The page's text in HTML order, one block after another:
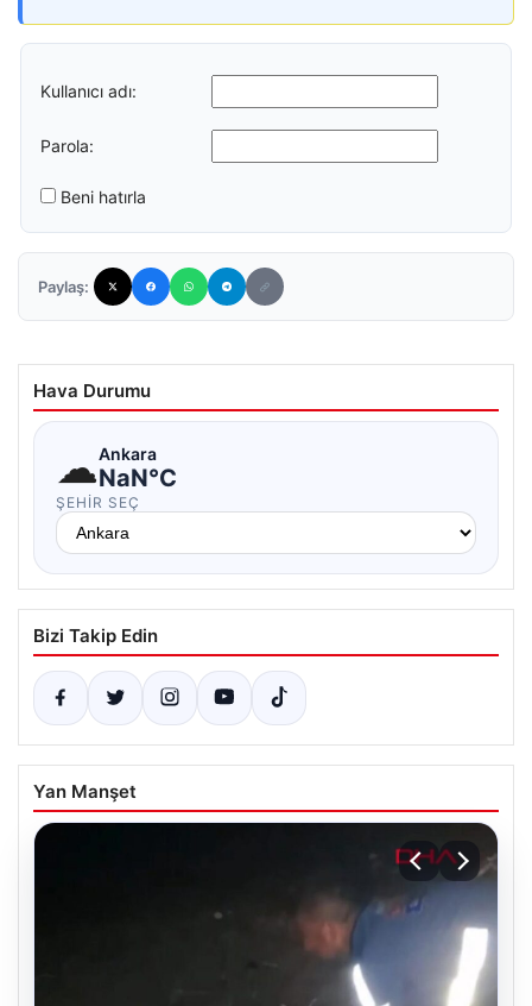
Kullanıcı adı:
Parola:
Beni hatırla
Paylaş:
Hava Durumu
☁Ankara
NaN°C
ŞEHIR SEÇ
Bizi Takip Edin
Yan Manşet